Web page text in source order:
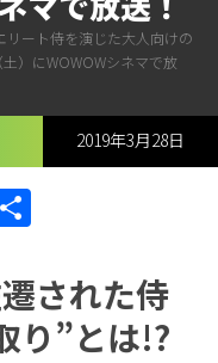
ー
リート侍を演じた大人向けの
）にWOWOWシネマで放
2019年3月28日
された侍
り”とは!?